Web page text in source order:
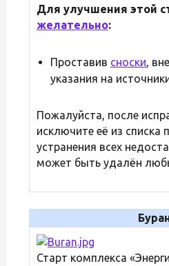
Для улучшения этой
желательно:
Проставив сноски,
указания на
Пожалуйста, после
исключите её из списка
устранения всех
может быть удалён
Старт комплекса